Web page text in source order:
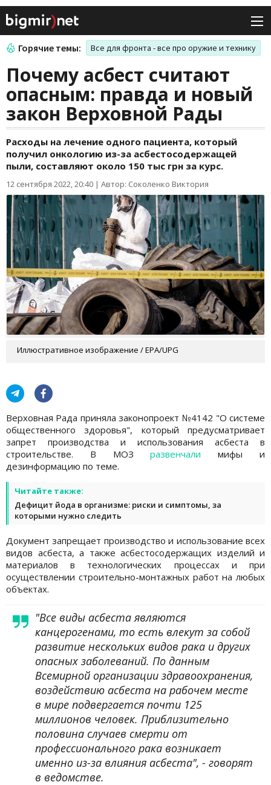
Горячие темы: Все для фронта - все про оружие и технику
Почему асбест считают
опасным: правда и новый
закон Верховной Рады
Расходы на лечение одного пациента, который
получил онкологию из-за асбестосодержащей
пыли, составляют около 150 тыс грн за курс.
12 сентября 2022, 20:40 | Автор: Соколенко Виктория
Иллюстративное изображение / EPA/UPG
Верховная Рада приняла законопроект №4142 "О системе
общественного здоровья", который предусматривает
запрет производства и использования асбеста в
строительстве. В МОЗразвенчали мифы и
дезинформацию по теме.
Читайте также:
Дефицит йода в организме: риски и симптомы, за
которыми нужно следить
Документ запрещает производство и использование всех
видов асбеста, а также асбестосодержащих изделий и
материалов в технологических процессах и при
осуществлении строительно-монтажных работ на любых
объектах.
"Все виды асбеста являются
канцерогенами, то есть влекут за собой
развитие нескольких видов рака и других
опасных заболеваний. По данным
Всемирной организации здравоохранения,
воздействию асбеста на рабочем месте
в мире подвергается почти 125
миллионов человек. Приблизительно
половина случаев смерти от
профессионального рака возникает
именно из-за влияния асбеста", - говорят
в ведомстве.